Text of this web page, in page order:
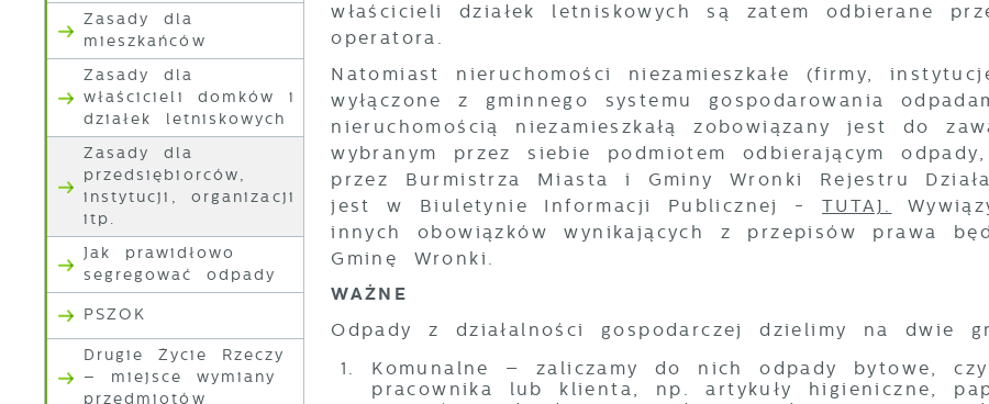
Zasady dla
mieszkańców
Zasady dla
właścicieli domków i
działek letniskowych
Zasady dla
przedsiębiorców,
instytucji, organizacji
itp.
Jak prawidłowo
segregować odpady
PSZOK
Drugie Życie Rzeczy
– miejsce wymiany
przedmiotów
właścicieli działek letniskowych są zatem odbierane
operatora.
Natomiast nieruchomości niezamieszkałe (firmy,
wyłączone z gminnego systemu gospodarowania
nieruchomością niezamieszkałą zobowiązany jest do
wybranym przez siebie podmiotem odbierającym
przez Burmistrza Miasta i Gminy Wronki Rejestru
jest w Biuletynie Informacji Publicznej -TUTAJ.
innych obowiązków wynikających z przepisów prawa
Gminę Wronki.
WAŻNE
Odpady z działalności gospodarczej dzielimy na dwie
Komunalne – zaliczamy do nich odpady bytowe,
pracownika lub klienta, np. artykuły higieniczne,
Ustawienia
cookies lub zaakceptować je wszystkie. W dowolnym